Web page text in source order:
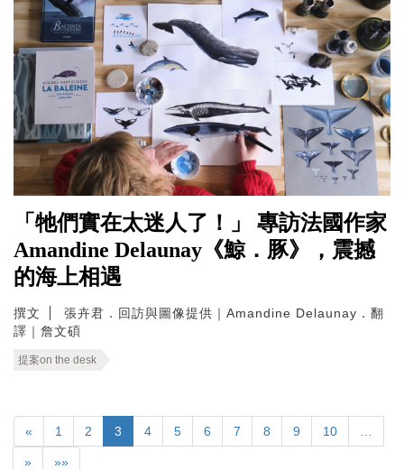
「牠們實在太迷人了！」 專訪法國作家
Amandine Delaunay《鯨．豚》，震撼
的海上相遇
撰文
張卉君．回訪與圖像提供｜Amandine Delaunay．翻
譯｜詹文碩
提案on the desk
« 1 2 3 4 5 6 7 8 9 10
» »»